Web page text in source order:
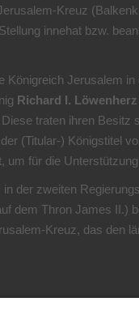
Kreuz
innehat bzw.
Königreich Jerusalem
Richard I. Löwenherz
traten ihren Besitz
(Titular-) Königstitel
um für die
der zweiten
dem Thron James II.)
Kreuz, das den